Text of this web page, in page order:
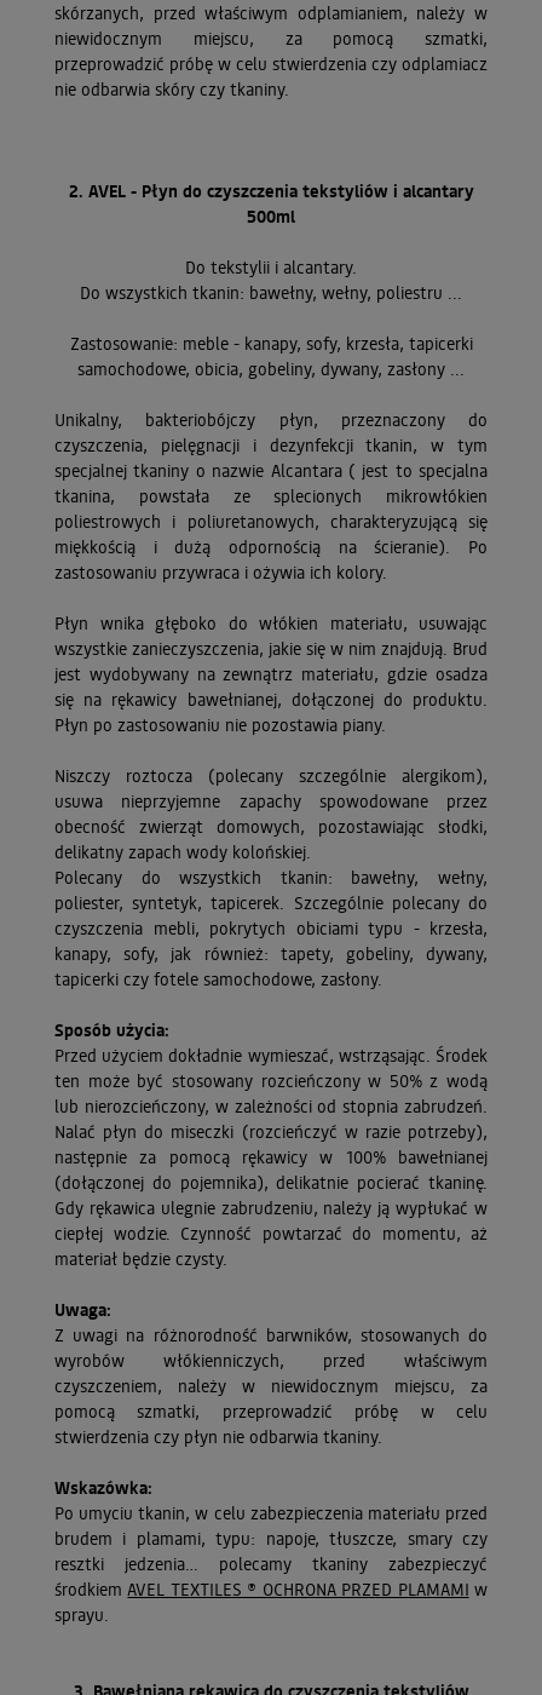
skórzanych, przed właściwym odplamianiem, należy w
niewidocznym miejscu, za pomocą szmatki,
przeprowadzić próbę w celu stwierdzenia czy odplamiacz
nie odbarwia skóry czy tkaniny.
2. AVEL - Płyn do czyszczenia tekstyliów i alcantary
500ml
Do tekstylii i alcantary.
Do wszystkich tkanin: bawełny, wełny, poliestru ...
Zastosowanie: meble - kanapy, sofy, krzesła, tapicerki
samochodowe, obicia, gobeliny, dywany, zasłony ...
Unikalny, bakteriobójczy płyn, przeznaczony do
czyszczenia, pielęgnacji i dezynfekcji tkanin, w tym
specjalnej tkaniny o nazwie Alcantara ( jest to specjalna
tkanina, powstała ze splecionych mikrowłókien
poliestrowych i poliuretanowych, charakteryzującą się
miękkością i dużą odpornością na ścieranie). Po
zastosowaniu przywraca i ożywia ich kolory.
Płyn wnika głęboko do włókien materiału, usuwając
wszystkie zanieczyszczenia, jakie się w nim znajdują. Brud
jest wydobywany na zewnątrz materiału, gdzie osadza
się na rękawicy bawełnianej, dołączonej do produktu.
Płyn po zastosowaniu nie pozostawia piany.
Niszczy roztocza (polecany szczególnie alergikom),
usuwa nieprzyjemne zapachy spowodowane przez
obecność zwierząt domowych, pozostawiając słodki,
delikatny zapach wody kolońskiej.
Polecany do wszystkich tkanin: bawełny, wełny,
poliester, syntetyk, tapicerek. Szczególnie polecany do
czyszczenia mebli, pokrytych obiciami typu - krzesła,
kanapy, sofy, jak również: tapety, gobeliny, dywany,
tapicerki czy fotele samochodowe, zasłony.
Sposób użycia:
Przed użyciem dokładnie wymieszać, wstrząsając. Środek
ten może być stosowany rozcieńczony w 50% z wodą
lub nierozcieńczony, w zależności od stopnia zabrudzeń.
Nalać płyn do miseczki (rozcieńczyć w razie potrzeby),
następnie za pomocą rękawicy w 100% bawełnianej
(dołączonej do pojemnika), delikatnie pocierać tkaninę.
Gdy rękawica ulegnie zabrudzeniu, należy ją wypłukać w
ciepłej wodzie. Czynność powtarzać do momentu, aż
materiał będzie czysty.
Uwaga:
Z uwagi na różnorodność barwników, stosowanych do
wyrobów włókienniczych, przed właściwym
czyszczeniem, należy w niewidocznym miejscu, za
pomocą szmatki, przeprowadzić próbę w celu
stwierdzenia czy płyn nie odbarwia tkaniny.
Wskazówka:
Po umyciu tkanin, w celu zabezpieczenia materiału przed
brudem i plamami, typu: napoje, tłuszcze, smary czy
resztki jedzenia… polecamy tkaniny zabezpieczyć
środkiem AVEL TEXTILES ® OCHRONA PRZED PLAMAMI w
sprayu.